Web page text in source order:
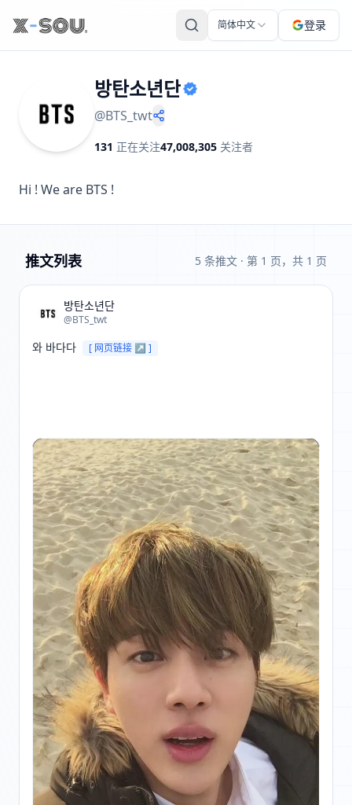
简体中文 登录
방탄소년단
@BTS_twt
131 正在关注47,008,305 关注者
Hi ! We are BTS !
推文列表 5 条推文 · 第 1 页，共 1 页
방탄소년단
@BTS_twt
와 바다다 [ 网页链接 ↗ ]